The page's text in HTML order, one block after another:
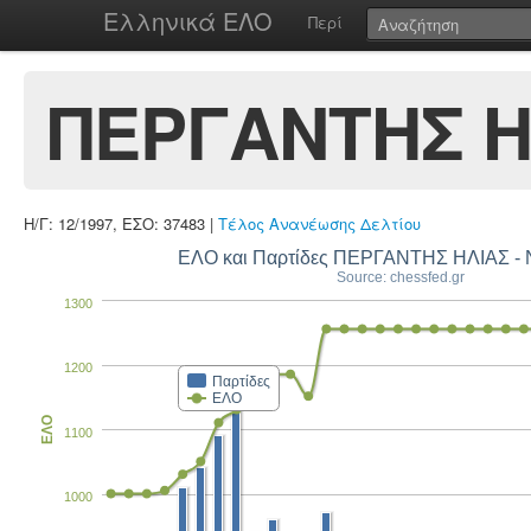
Ελληνικά ΕΛΟ Περί
ΠΕΡΓΑΝΤΗΣ
Η/Γ: 12/1997, ΕΣΟ: 37483 | Τέλος Ανανέωσης Δελτίου
ΕΛΟ και Παρτίδες ΠΕΡΓΑΝΤΗΣ ΗΛΙΑΣ
Source: chessfed.gr
Παρτίδες
ΕΛΟ
1000
1100
1200
1300
ΕΛΟ